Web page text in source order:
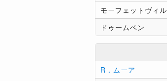
モーフェットヴィル
ドゥームベン
R．ムーア